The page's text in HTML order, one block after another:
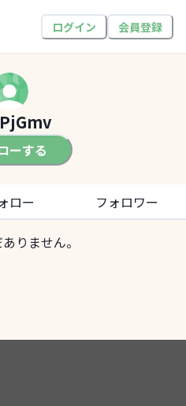
ログイン 会員登録
ーする
ロー フォロワー
りません。